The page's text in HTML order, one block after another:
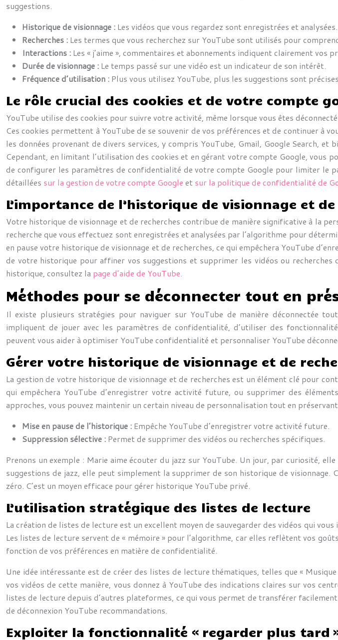
suggestions.
Historique de visionnage : Les vidéos que vous regardez sont enregistrées et analysées.
Recherches : Les termes que vous recherchez sur YouTube sont utilisés pour
Interactions : Les « j’aime », commentaires et abonnements indiquent clairement vos
Durée de visionnage : Le temps passé sur une vidéo est un indicateur de son intérêt.
Fréquence d’utilisation : Plus vous utilisez YouTube, plus les suggestions sont
Le rôle crucial des cookies et de votre compte
YouTube utilise des cookies pour suivre votre activité, même lorsque vous êtes
Ces cookies permettent à YouTube de se souvenir de vos préférences et de continuer à
les données provenant de divers services, y compris YouTube, Gmail, Google Search, et
Cependant, en limitant l’utilisation des cookies et en gérant votre compte Google,
de configurer les paramètres de confidentialité de votre compte Google pour limiter le
détaillées sur la gestion de votre compte Google et sur la politique de confidentialité de
L’importance de l’historique de visionnage et
Votre historique de visionnage et de recherches contribue de manière significative à la
recherche que vous effectuez sont enregistrées et analysées par l’algorithme pour
en pause votre historique de visionnage et de recherches, ce qui empêchera YouTube
de votre historique pour affiner vos suggestions et supprimer les vidéos ou
historique, consultez la page d’aide de YouTube.
Méthodes pour se déconnecter tout en
Il existe plusieurs stratégies pour naviguer sur YouTube de manière déconnectée
impliquent de jouer avec les paramètres de confidentialité, d’utiliser des
peuvent vous aider à optimiser YouTube confidentialité et personnaliser YouTube
Gérer votre historique de visionnage et de
La gestion de votre historique de visionnage et de recherches est un élément clé pour
qui empêchera YouTube d’enregistrer votre activité future, ou supprimer des
approches, vous pouvez maintenir un certain niveau de personnalisation tout en
Mise en pause de l’historique : Empêche YouTube d’enregistrer votre activité future.
Suppression sélective : Permet de supprimer des vidéos ou recherches spécifiques.
Prenons un exemple : Marie aime écouter du jazz sur YouTube. Un jour, par curiosité,
suggestions de jazz, elle peut simplement la supprimer de son historique de
zéro. C’est un moyen efficace pour gérer historique YouTube privé.
L’utilisation stratégique des listes de lecture
La création de listes de lecture est un excellent moyen de sauvegarder des vidéos qui
Les listes de lecture servent de « mémoire » pour l’algorithme, car elles reflètent vos
fonction de vos préférences en matière de confidentialité.
Une idée intéressante est de créer des listes de lecture thématiques, telles que «
vos vidéos de cette manière, vous donnez à YouTube des indications claires sur vos
listes de lecture depuis d’autres plateformes, ce qui vous permet de transférer
de déconnexion YouTube recommandations.
Exploiter la fonctionnalité « regarder plus tard